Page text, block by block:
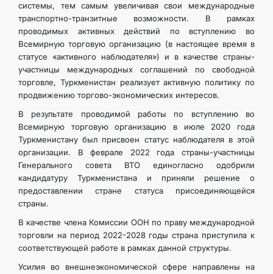
системы, тем самым увеличивая свои международные
транспортно-транзитные возможности. В рамках
проводимых активных действий по вступлению во
Всемирную торговую организацию (в настоящее время в
статусе «активного наблюдателя») и в качестве страны-
участницы международных соглашений по свободной
торговле, Туркменистан реализует активную политику по
продвижению торгово-экономических интересов.
В результате проводимой работы по вступлению во
Всемирную торговую организацию в июле 2020 года
Туркменистану был присвоен статус наблюдателя в этой
организации. В феврале 2022 года страны-участницы
Генерального совета ВТО единогласно одобрили
кандидатуру Туркменистана и приняли решение о
предоставлении стране статуса присоединяющейся
страны.
В качестве члена Комиссии ООН по праву международной
торговли на период 2022-2028 годы страна приступила к
соответствующей работе в рамках данной структуры.
Усилия во внешнеэкономической сфере направлены на